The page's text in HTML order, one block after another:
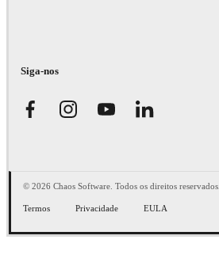
Siga-nos
© 2026 Chaos Software. Todos os direitos reservados.
Termos Privacidade EULA